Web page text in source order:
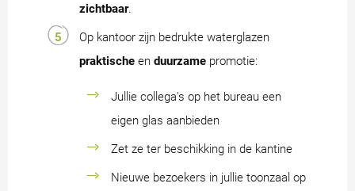
zichtbaar.
Op kantoor zijn bedrukte waterglazen
praktische en duurzame promotie:
Jullie collega's op het bureau een
eigen glas aanbieden
Zet ze ter beschikking in de kantine
Nieuwe bezoekers in jullie toonzaal op